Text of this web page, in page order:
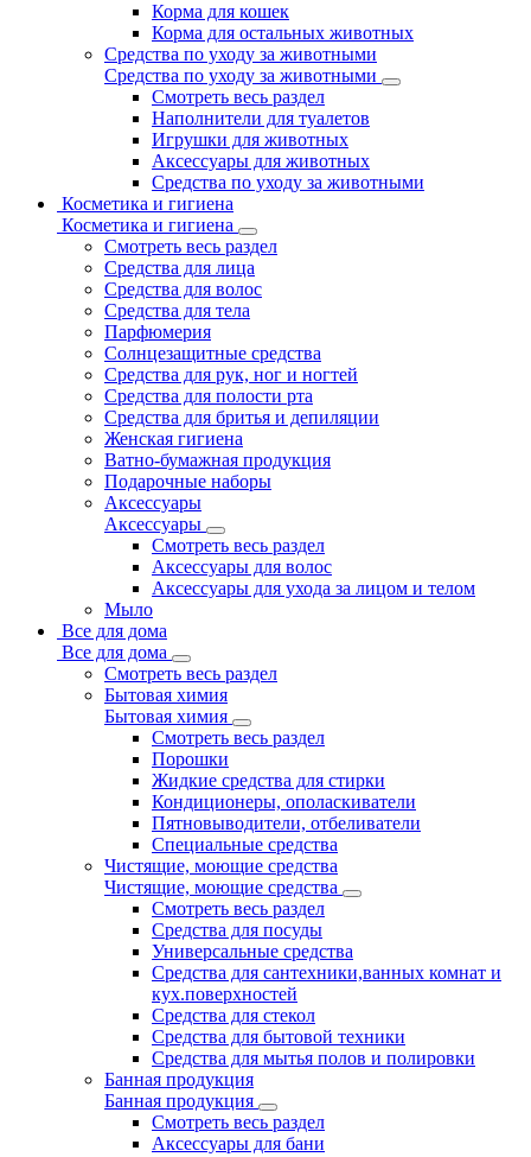
Корма для кошек
Корма для остальных животных
Средства по уходу за животными
Средства по уходу за животными
Смотреть весь раздел
Наполнители для туалетов
Игрушки для животных
Аксессуары для животных
Средства по уходу за животными
Косметика и гигиена
Косметика и гигиена
Смотреть весь раздел
Средства для лица
Средства для волос
Средства для тела
Парфюмерия
Солнцезащитные средства
Средства для рук, ног и ногтей
Средства для полости рта
Средства для бритья и депиляции
Женская гигиена
Ватно-бумажная продукция
Подарочные наборы
Аксессуары
Аксессуары
Смотреть весь раздел
Аксессуары для волос
Аксессуары для ухода за лицом и телом
Мыло
Все для дома
Все для дома
Смотреть весь раздел
Бытовая химия
Бытовая химия
Смотреть весь раздел
Порошки
Жидкие средства для стирки
Кондиционеры, ополаскиватели
Пятновыводители, отбеливатели
Специальные средства
Чистящие, моющие средства
Чистящие, моющие средства
Смотреть весь раздел
Средства для посуды
Универсальные средства
Средства для сантехники,ванных комнат и
кух.поверхностей
Средства для стекол
Средства для бытовой техники
Средства для мытья полов и полировки
Банная продукция
Банная продукция
Смотреть весь раздел
Аксессуары для бани